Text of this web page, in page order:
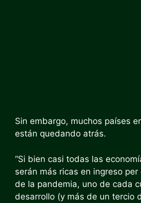
Sin embargo, muchos países
están quedando atrás.
“Si bien casi todas las
serán más ricas en ingreso
de la pandemia, uno de cada
desarrollo (y más de un tercio